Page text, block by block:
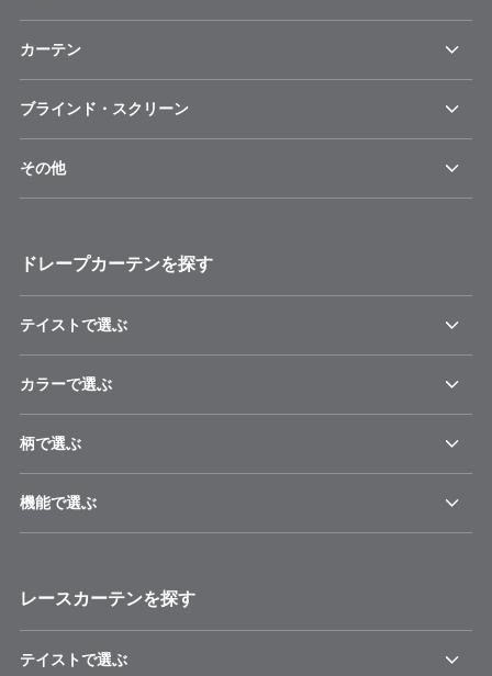
カーテン
ブラインド・スクリーン
その他
ドレープカーテンを探す
テイストで選ぶ
カラーで選ぶ
柄で選ぶ
機能で選ぶ
レースカーテンを探す
テイストで選ぶ